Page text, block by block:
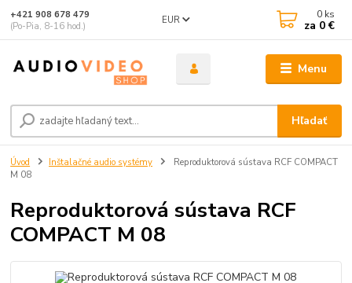
Menu
EUR
Hľadať
+421 908 678 479
(Po-Pia, 8-16 hod.)
0 ks
za 0 €
Úvod Inštalačné audio systémy
Reproduktorová sústava RCF COMPACT
M 08
Reproduktorová sústava RCF
COMPACT M 08